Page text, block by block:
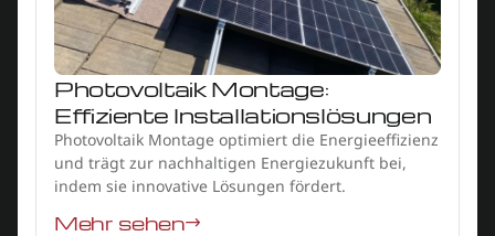
Photovoltaik Montage:
Effiziente Installationslösungen
Photovoltaik Montage optimiert die Energieeffizienz
und trägt zur nachhaltigen Energiezukunft bei,
indem sie innovative Lösungen fördert.
Mehr sehen